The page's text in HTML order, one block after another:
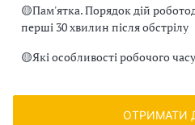
🟡Пам'ятка. Порядок дій
перші 30 хвилин після обстрілу
🟡Які особливості робочого
ОТРИМАТИ